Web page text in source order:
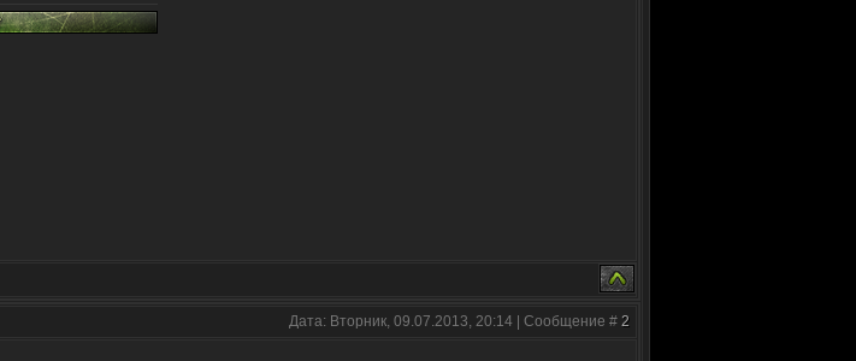
Дата: Вторник, 09.07.2013, 20:14 | Сообщение # 2